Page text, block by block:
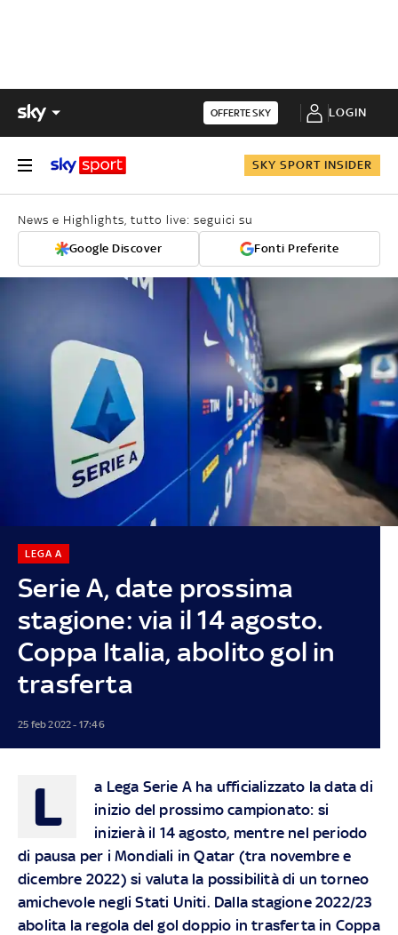
OFFERTE SKY LOGIN
SKY SPORT INSIDER
News e Highlights, tutto live: seguici su
Google Discover Fonti Preferite
Serie A, date prossima
stagione: via il 14 agosto.
Coppa Italia, abolito gol in
trasferta
LEGA A
25 feb 2022 - 17:46
L
a Lega Serie A ha ufficializzato la data di
inizio del prossimo campionato: si
inizierà il 14 agosto, mentre nel periodo
di pausa per i Mondiali in Qatar (tra novembre e
dicembre 2022) si valuta la possibilità di un torneo
amichevole negli Stati Uniti. Dalla stagione 2022/23
abolita la regola del gol doppio in trasferta in Coppa